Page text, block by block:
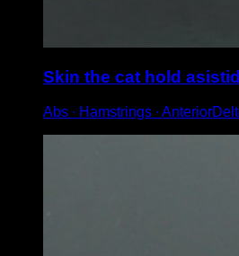
Skin the cat hold
Abs ∙ Hamstrings ∙